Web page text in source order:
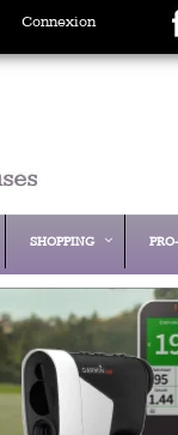
Connexion
SHOPPING